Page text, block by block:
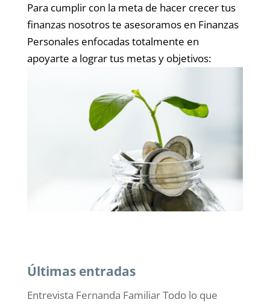
Para cumplir con la meta de hacer crecer tus
finanzas nosotros te asesoramos en Finanzas
Personales enfocadas totalmente en
apoyarte a lograr tus metas y objetivos:
Últimas entradas
Entrevista Fernanda Familiar Todo lo que